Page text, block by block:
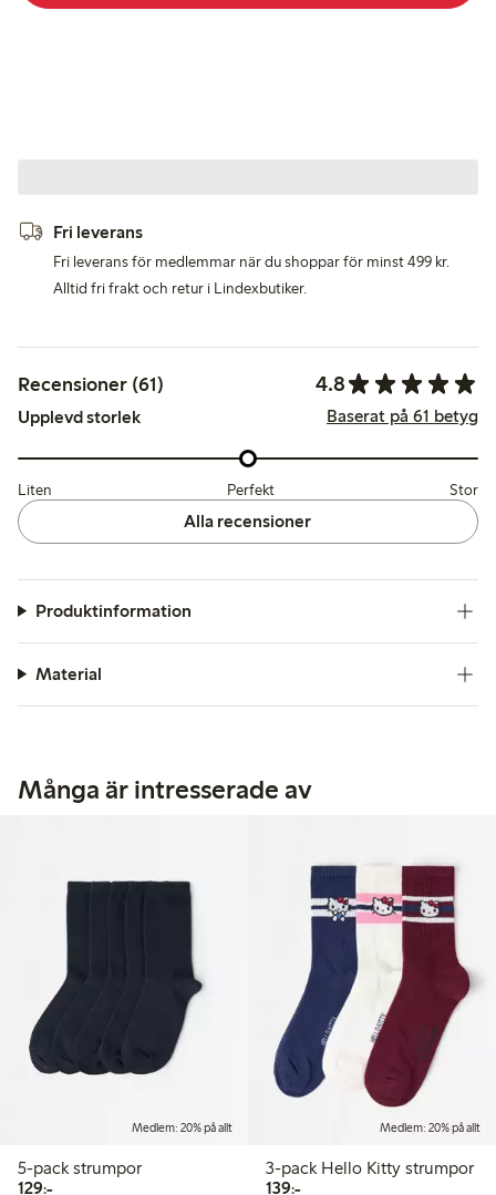
Fri leverans
Fri leverans för medlemmar när du shoppar för minst 499 kr.
Alltid fri frakt och retur i Lindexbutiker.
Recensioner (61) 4.8
Upplevd storlek Baserat på 61 betyg
Liten Perfekt Stor
Alla recensioner
Produktinformation
Material
Många är intresserade av
Medlem: 20% på allt
5-pack strumpor
129:-129,00 kr
Medlem: 20% på allt
3-pack Hello Kitty strumpor
139:-139,00 kr